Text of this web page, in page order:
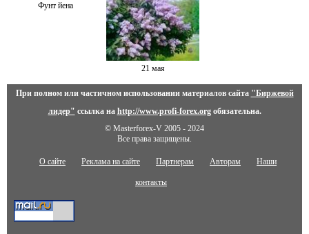
Фунт йена
21 мая
При полном или частичном использовании материалов сайта "Биржевой
лидер" ссылка на http://www.profi-forex.orgобязательна.
© Masterforex-V 2005 - 2024
Все права защищены.
О сайте Реклама на сайте Партнерам Авторам Наши
контакты